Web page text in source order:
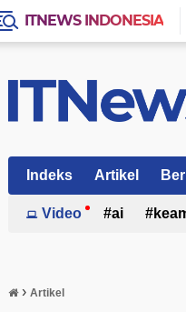
ITNEWS INDONESIA
Indeks Artikel
Video ai
› Artikel